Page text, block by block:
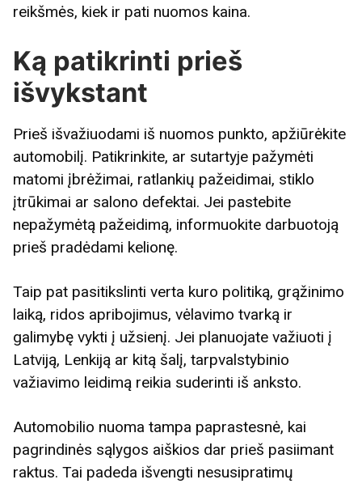
reikšmės, kiek ir pati nuomos kaina.
Ką patikrinti prieš
išvykstant
Prieš išvažiuodami iš nuomos punkto, apžiūrėkite
automobilį. Patikrinkite, ar sutartyje pažymėti
matomi įbrėžimai, ratlankių pažeidimai, stiklo
įtrūkimai ar salono defektai. Jei pastebite
nepažymėtą pažeidimą, informuokite darbuotoją
prieš pradėdami kelionę.
Taip pat pasitikslinti verta kuro politiką, grąžinimo
laiką, ridos apribojimus, vėlavimo tvarką ir
galimybę vykti į užsienį. Jei planuojate važiuoti į
Latviją, Lenkiją ar kitą šalį, tarpvalstybinio
važiavimo leidimą reikia suderinti iš anksto.
Automobilio nuoma tampa paprastesnė, kai
pagrindinės sąlygos aiškios dar prieš pasiimant
raktus. Tai padeda išvengti nesusipratimų